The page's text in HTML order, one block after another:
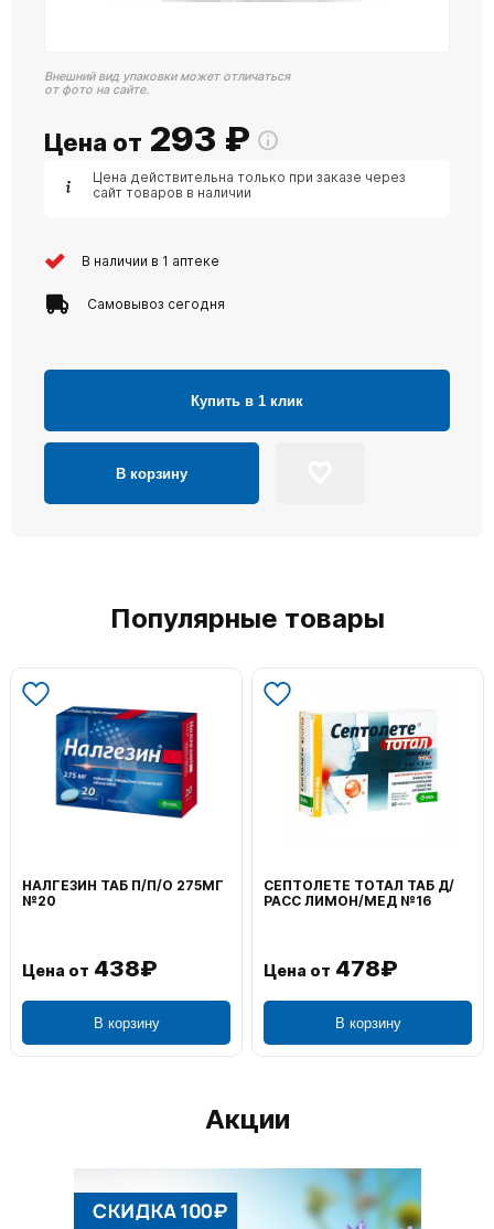
Внешний вид упаковки может отличаться
от фото на сайте.
Цена от 293 ₽
Цена действительна только при заказе через
сайт товаров в наличии
В наличии в 1 аптеке
Самовывоз сегодня
Купить в 1 клик
В корзину
Популярные товары
НАЛГЕЗИН ТАБ П/П/О 275МГ
№20
Цена от 438₽
В корзину
СЕПТОЛЕТЕ ТОТАЛ ТАБ Д/
РАСС ЛИМОН/МЕД №16
Цена от 478₽
В корзину
Акции